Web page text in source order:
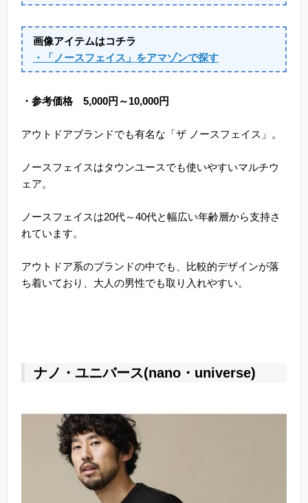
画像アイテムはコチラ
・「ノースフェイス」をアマゾンで探す
・参考価格 5,000円～10,000円
アウトドアブランドでも有名な「ザ ノースフェイス」。
ノースフェイスはタウンユースでも使いやすいマルチウ
ェア。
ノースフェイスは20代～40代と幅広い年齢層から支持さ
れています。
アウトドア系のブランドの中でも、比較的デザインが落
ち着いており、大人の男性でも取り入れやすい。
ナノ・ユニバース(nano・universe)